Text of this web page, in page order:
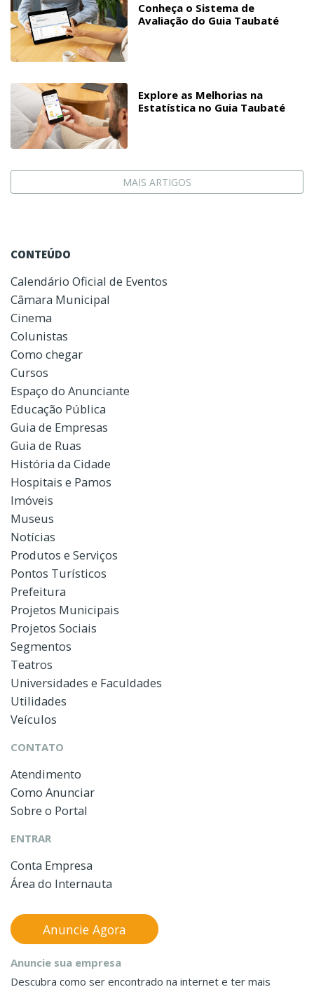
Conheça o Sistema de
Avaliação do Guia Taubaté
Explore as Melhorias na
Estatística no Guia Taubaté
MAIS ARTIGOS
CONTEÚDO
Calendário Oficial de Eventos
Câmara Municipal
Cinema
Colunistas
Como chegar
Cursos
Espaço do Anunciante
Educação Pública
Guia de Empresas
Guia de Ruas
História da Cidade
Hospitais e Pamos
Imóveis
Museus
Notícias
Produtos e Serviços
Pontos Turísticos
Prefeitura
Projetos Municipais
Projetos Sociais
Segmentos
Teatros
Universidades e Faculdades
Utilidades
Veículos
CONTATO
Atendimento
Como Anunciar
Sobre o Portal
ENTRAR
Conta Empresa
Área do Internauta
Anuncie sua empresa
Descubra como ser encontrado na internet e ter mais
Anuncie Agora